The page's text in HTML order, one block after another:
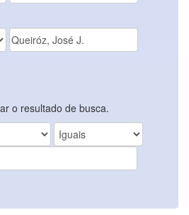
o resultado de busca.